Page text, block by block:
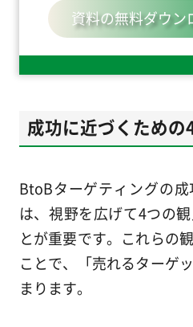
資料の無料ダウン
成功に近づくための
BtoBターゲティングの
は、視野を広げて4つの
とが重要です。これらの
ことで、「売れるターゲ
まります。